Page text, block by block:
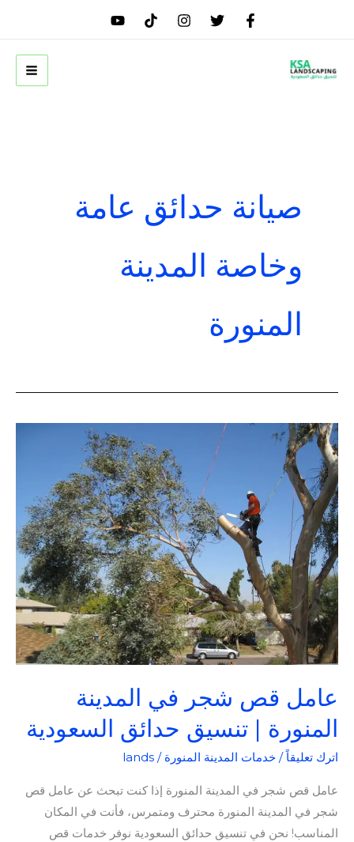
صيانة حدائق عامة
وخاصة المدينة
المنورة
عامل قص شجر في المدينة
المنورة | تنسيق حدائق السعودية
اترك تعليقاً / خدمات المدينة المنورة /
lands
عامل قص شجر في المدينة المنورة إذا كنت تبحث عن عامل قص
شجر في المدينة المنورة محترف ومتمرس، فأنت في المكان
المناسب! نحن في تنسيق حدائق السعودية نوفر خدمات قص
عامل
قص
شجر
في
المدينة
المنورة
|
تنسيق
حدائق
السعودية